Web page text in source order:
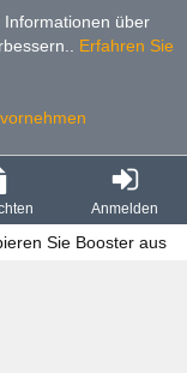
über
Erfahren Sie
Anmelden
Sie Booster aus